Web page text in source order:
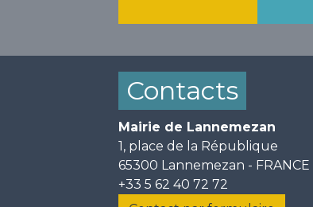
Contacts
Mairie de Lannemezan
1, place de la République
65300 Lannemezan - FRANCE
+33 5 62 40 72 72